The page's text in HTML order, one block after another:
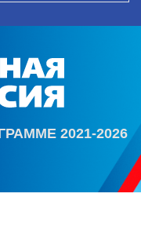
2021-2026